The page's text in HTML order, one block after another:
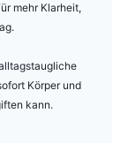
mehr Klarheit,
Körper und
kann.